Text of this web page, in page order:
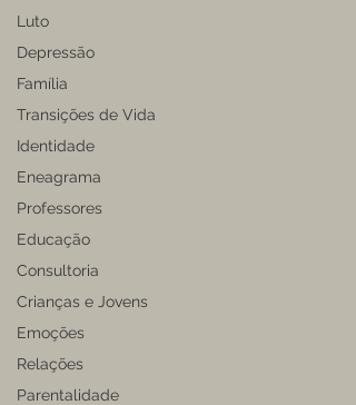
Luto
Depressão
Família
Transições de Vida
Identidade
Eneagrama
Professores
Educação
Consultoria
Crianças e Jovens
Emoções
Relações
Parentalidade